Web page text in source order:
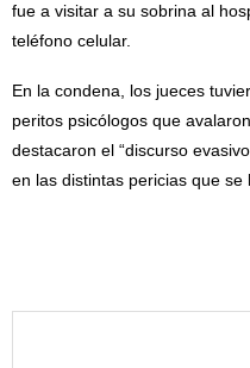
fue a visitar a su sobrina al
teléfono celular.
En la condena, los jueces
peritos psicólogos que
destacaron el “discurso
en las distintas pericias que se